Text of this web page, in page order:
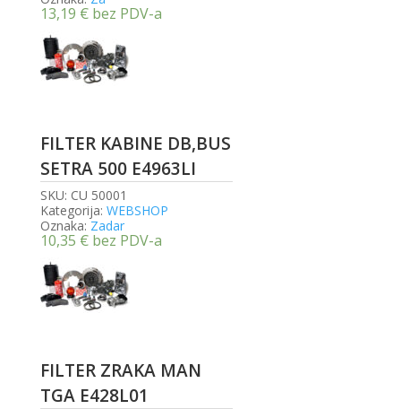
13,19 € bez PDV-a
FILTER KABINE DB,BUS
SETRA 500 E4963LI
SKU: CU 50001
Kategorija: WEBSHOP
Oznaka: Zadar
10,35 € bez PDV-a
FILTER ZRAKA MAN
TGA E428L01